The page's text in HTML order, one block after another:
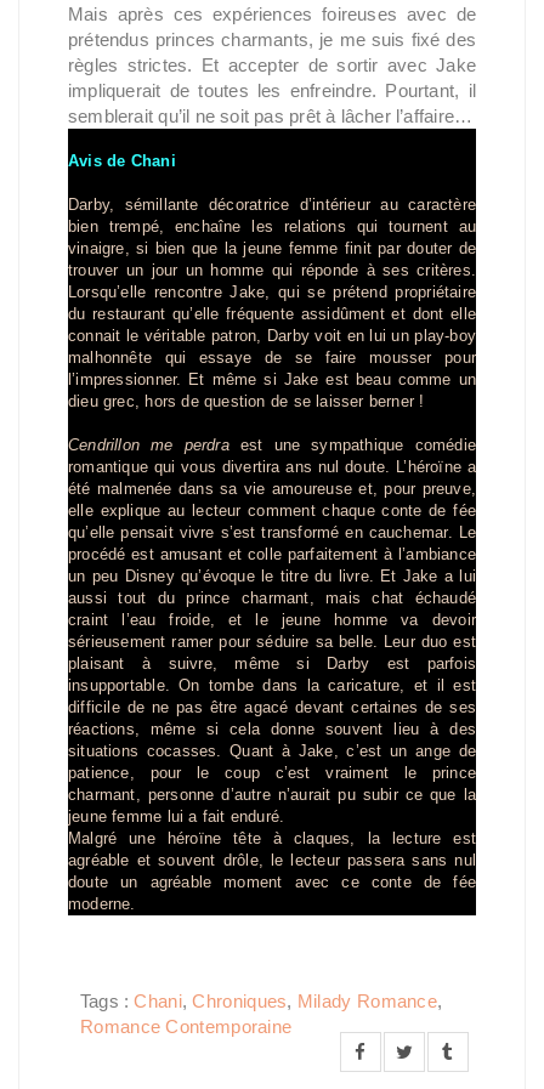
Mais après ces expériences foireuses avec de
prétendus princes charmants, je me suis fixé des
règles strictes. Et accepter de sortir avec Jake
impliquerait de toutes les enfreindre. Pourtant, il
semblerait qu’il ne soit pas prêt à lâcher l’affaire…
Avis de Chani
Darby, sémillante décoratrice d’intérieur au caractère
bien trempé, enchaîne les relations qui tournent au
vinaigre, si bien que la jeune femme finit par douter de
trouver un jour un homme qui réponde à ses critères.
Lorsqu’elle rencontre Jake, qui se prétend propriétaire
du restaurant qu’elle fréquente assidûment et dont elle
connait le véritable patron, Darby voit en lui un play-boy
malhonnête qui essaye de se faire mousser pour
l’impressionner. Et même si Jake est beau comme un
dieu grec, hors de question de se laisser berner !
Cendrillon me perdraest une sympathique comédie
romantique qui vous divertira ans nul doute. L’héroïne a
été malmenée dans sa vie amoureuse et, pour preuve,
elle explique au lecteur comment chaque conte de fée
qu’elle pensait vivre s’est transformé en cauchemar. Le
procédé est amusant et colle parfaitement à l’ambiance
un peu Disney qu’évoque le titre du livre. Et Jake a lui
aussi tout du prince charmant, mais chat échaudé
craint l’eau froide, et le jeune homme va devoir
sérieusement ramer pour séduire sa belle. Leur duo est
plaisant à suivre, même si Darby est parfois
insupportable. On tombe dans la caricature, et il est
difficile de ne pas être agacé devant certaines de ses
réactions, même si cela donne souvent lieu à des
situations cocasses. Quant à Jake, c’est un ange de
patience, pour le coup c’est vraiment le prince
charmant, personne d’autre n’aurait pu subir ce que la
jeune femme lui a fait enduré.
Malgré une héroïne tête à claques, la lecture est
agréable et souvent drôle, le lecteur passera sans nul
doute un agréable moment avec ce conte de fée
moderne.
Tags :Chani,Chroniques, Milady Romance,
Romance Contemporaine